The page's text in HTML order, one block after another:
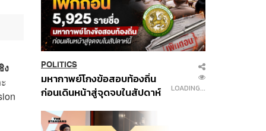
ง
POLITICS
มหากาพย์โกงข้อสอบท้องถิ่น
ก่อนเดินหน้าสู่จุดจบในสัปดาห์
LOADING...